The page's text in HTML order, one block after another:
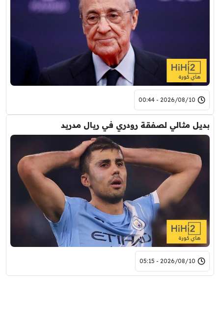
2026/08/10 - 00:44
بديل مثالي لصفقة رودري في ريال مدريد
2026/08/10 - 05:15